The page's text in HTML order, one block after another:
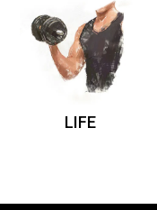
LIFE